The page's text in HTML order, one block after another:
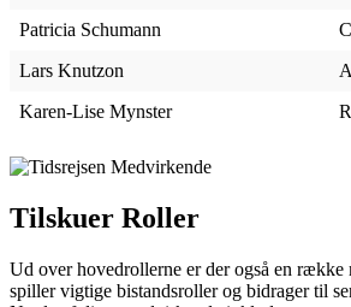
Patricia Schumann
Lars Knutzon
Karen-Lise Mynster
Tilskuer Roller
Ud over hovedrollerne er der også en række
spiller vigtige bistandsroller og bidrager til